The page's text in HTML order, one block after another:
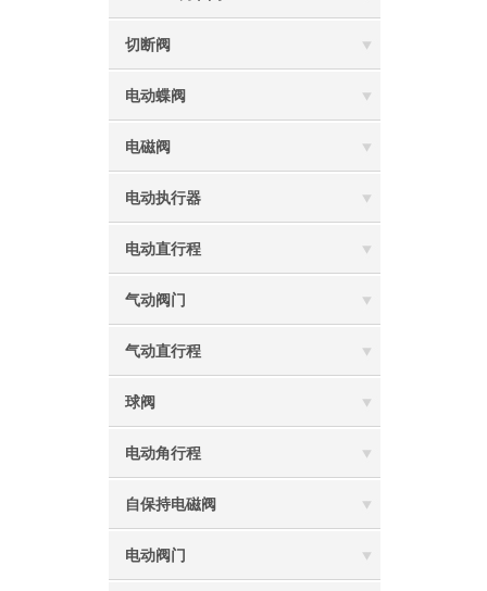
切断阀
电动蝶阀
电磁阀
电动执行器
电动直行程
气动阀门
气动直行程
球阀
电动角行程
自保持电磁阀
电动阀门